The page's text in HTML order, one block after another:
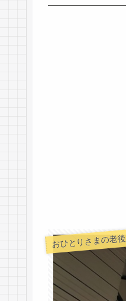
おひとりさまの老後